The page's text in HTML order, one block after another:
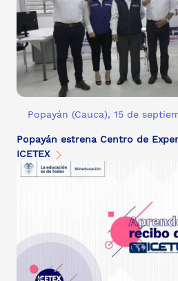
Popayán (Cauca), 15 de
Popayán estrena Centro de
ICETEX